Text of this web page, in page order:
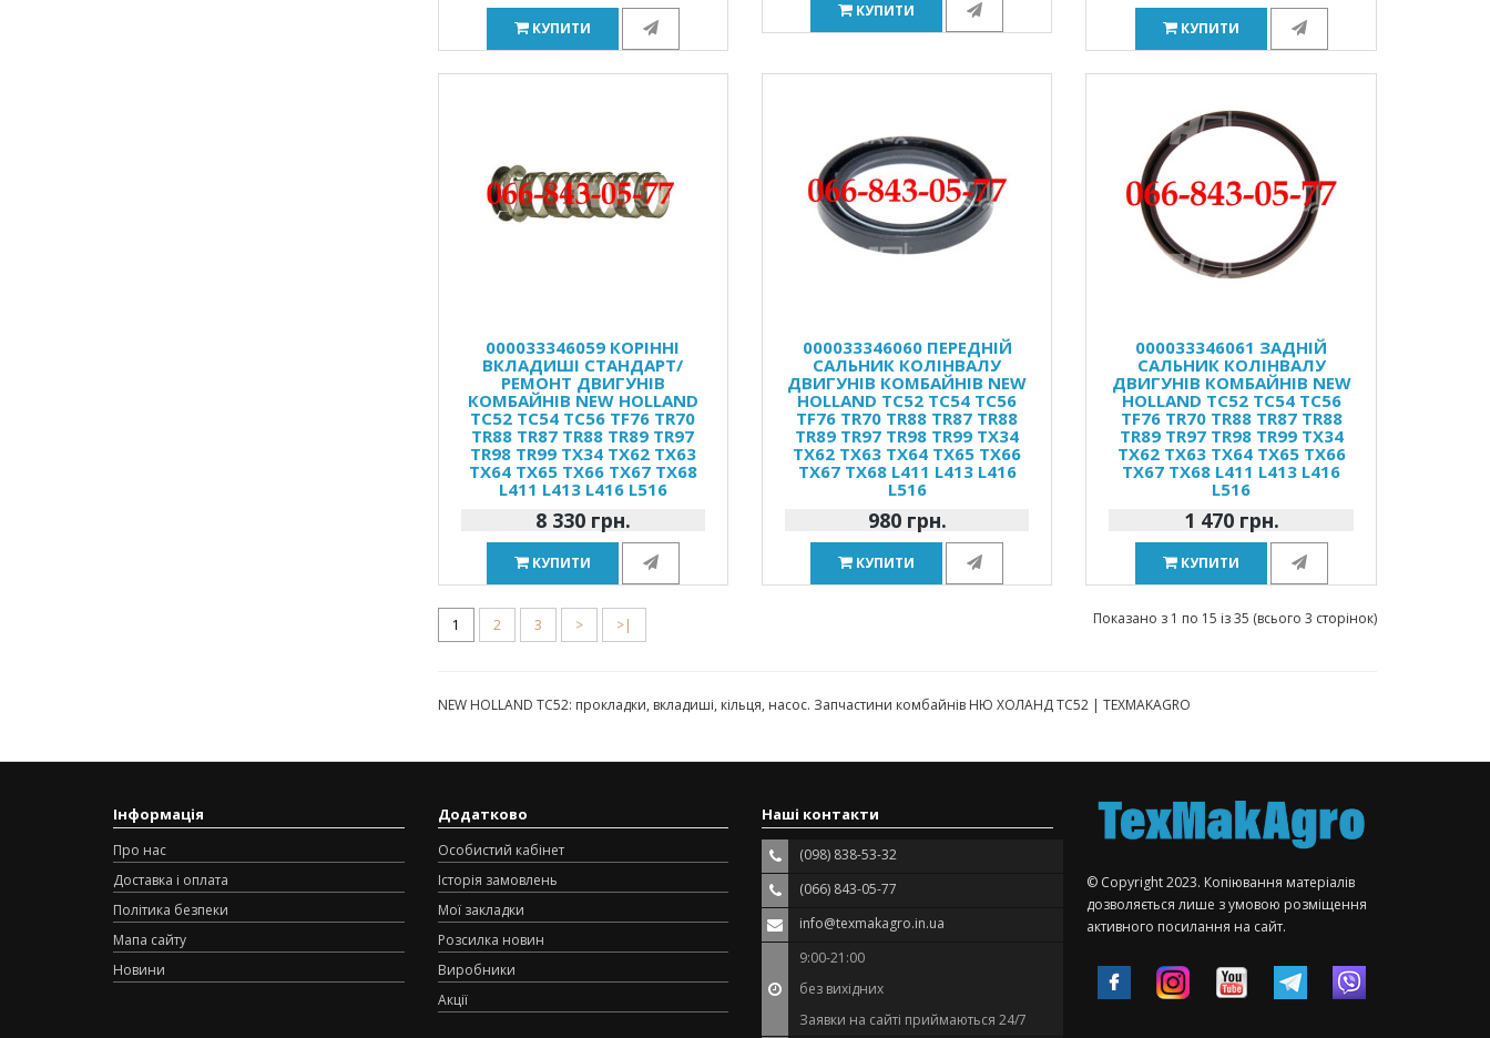
КУПИТИ
КУПИТИ
КУПИТИ
000033346059 КОРІННІ
ВКЛАДИШІ СТАНДАРТ/
РЕМОНТ ДВИГУНІВ
КОМБАЙНІВ NEW HOLLAND
TC52 TC54 TC56 TF76 TR70
TR88 TR87 TR88 TR89 TR97
TR98 TR99 TX34 TX62 TX63
TX64 TX65 TX66 TX67 TX68
L411 L413 L416 L516
8 330 грн.
КУПИТИ
000033346060 ПЕРЕДНІЙ
САЛЬНИК КОЛІНВАЛУ
ДВИГУНІВ КОМБАЙНІВ NEW
HOLLAND TC52 TC54 TC56
TF76 TR70 TR88 TR87 TR88
TR89 TR97 TR98 TR99 TX34
TX62 TX63 TX64 TX65 TX66
TX67 TX68 L411 L413 L416
L516
980 грн.
КУПИТИ
000033346061 ЗАДНІЙ
САЛЬНИК КОЛІНВАЛУ
ДВИГУНІВ КОМБАЙНІВ NEW
HOLLAND TC52 TC54 TC56
TF76 TR70 TR88 TR87 TR88
TR89 TR97 TR98 TR99 TX34
TX62 TX63 TX64 TX65 TX66
TX67 TX68 L411 L413 L416
L516
1 470 грн.
КУПИТИ
1 2 3 > >| Показано з 1 по 15 із 35 (всього 3 сторінок)
NEW HOLLAND TC52: прокладки, вкладиші, кільця, насос. Запчастини комбайнів НЮ ХОЛАНД ТС52 | TEXMAKAGRO
Інформація
Про нас
Доставка і оплата
Політика безпеки
Мапа сайту
Новини
Додатково
Особистий кабінет
Історія замовлень
Мої закладки
Розсилка новин
Виробники
Акції
Наші контакти
(098) 838-53-32
(066) 843-05-77
info@texmakagro.in.ua
9:00-21:00
без вихідних
Заявки на сайті приймаються 24/7
© Copyright 2023. Копіювання матеріалів
дозволяється лише з умовою розміщення
активного посилання на сайт.